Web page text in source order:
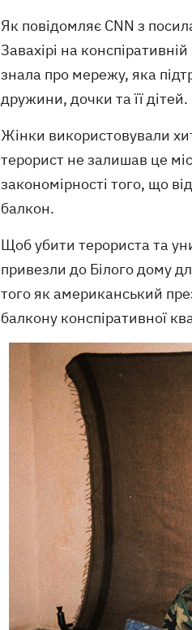
Як повідомляє CNN з
Завахірі на
знала про мережу, яка
дружини, дочки та її дітей.
Жінки використовували
терорист не залишав це
закономірності того, що
балкон.
Щоб убити терориста та
привезли до Білого дому
того як американський
балкону конспіративної